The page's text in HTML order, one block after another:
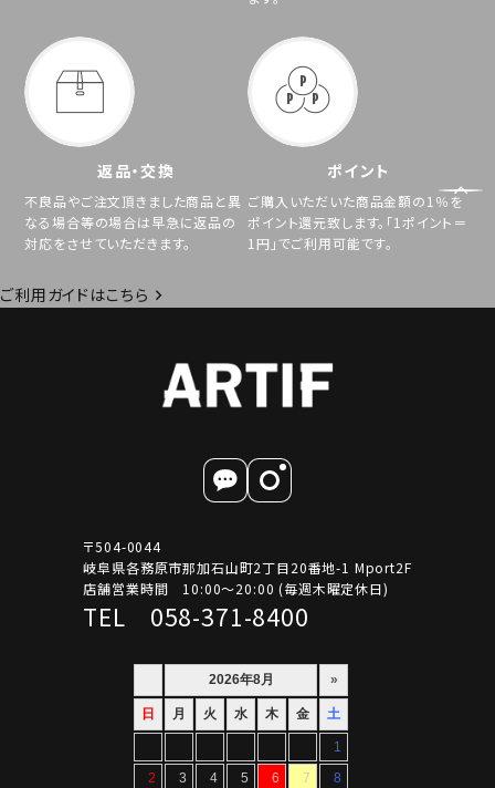
返品・交換
不良品やご注文頂きました商品と異
なる場合等の場合は早急に返品の
対応をさせていただきます。
ポイント
ご購入いただいた商品金額の1％を
ポイント還元致します。「1ポイント＝
1円」でご利用可能です。
ご利用ガイドはこちら
〒504-0044
岐阜県各務原市那加石山町2丁目20番地-1 Mport2F
店舗営業時間 10:00～20:00 (毎週木曜定休日)
TEL 058-371-8400